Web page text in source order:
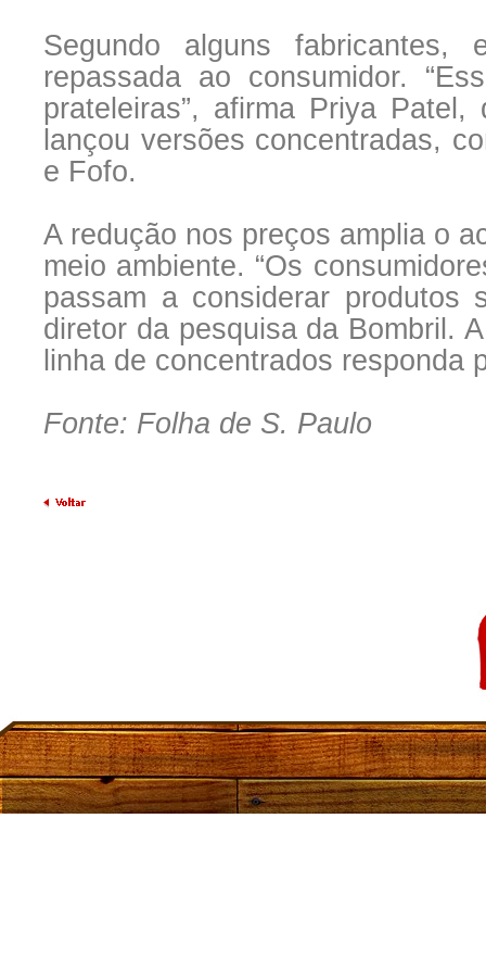
Segundo alguns
repassada ao consumidor.
prateleiras”, afirma Priya
lançou versões concentradas,
e Fofo.
A redução nos preços amplia o
meio ambiente. “Os
passam a considerar produtos
diretor da pesquisa da Bombril.
linha de concentrados responda
Fonte: Folha de S. Paulo